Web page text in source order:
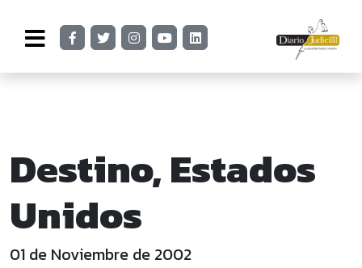
Destino, Estados
Unidos
01 de Noviembre de 2002